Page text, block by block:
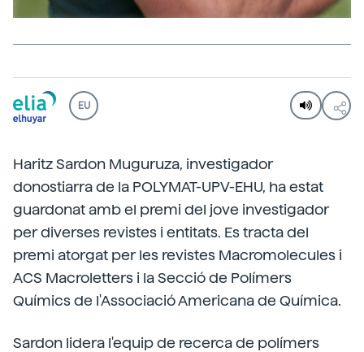
EU
Haritz Sardon Muguruza, investigador
donostiarra de la POLYMAT-UPV-EHU, ha estat
guardonat amb el premi del jove investigador
per diverses revistes i entitats. Es tracta del
premi atorgat per les revistes Macromolecules i
ACS Macroletters i la Secció de Polímers
Químics de l'Associació Americana de Química.
Sardon lidera l'equip de recerca de polímers